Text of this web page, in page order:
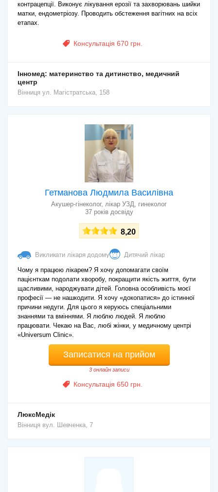
контрацепції. Виконує лікування ерозії та захворювань шийки
матки, ендометріозу. Проводить обстеження вагітних на всіх
етапах.
Консультація 670 грн.
Інномед: материнство та дитинство, медичний
центр
Вінниця ул. Магістратська, 158
Гетманова Людмила Василівна
Акушер-гінеколог, лікар УЗД, гинеколог
37 років досвіду
8,20
Викликати лікаря додому Дитячий лікар
Чому я працюю лікарем? Я хочу допомагати своїм
пацієнткам подолати хворобу, покращити якість життя, бути
щасливими, народжувати дітей. Головна особливість моєї
професії — не нашкодити. Я хочу «докопатися» до істинної
причини недуги. Для цього я керуюсь спеціальними
знаннями та вміннями. Я люблю людей. Я люблю
працювати. Чекаю на Вас, любі жінки, у медичному центрі
«Universum Clinic».
Записатися на прийом
3 онлайн записи
Консультація 650 грн.
ЛюксМедік
Вінниця вул. Шевченка, 7